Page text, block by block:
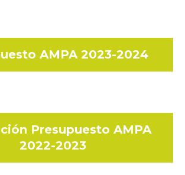
AMPA 2023-2024
Presupuesto AMPA
2022-2023